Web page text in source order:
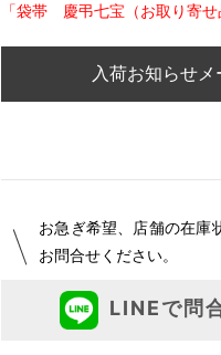
「袋帯 慶弔七宝（お取り寄せ
入荷お知らせメ
お急ぎ希望、店舗の在庫
お問合せください。
LINEで問